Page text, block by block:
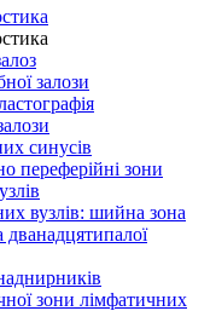
залози
синусів
переферійні зони
вузлів: шийна зона
зони лімфатичних